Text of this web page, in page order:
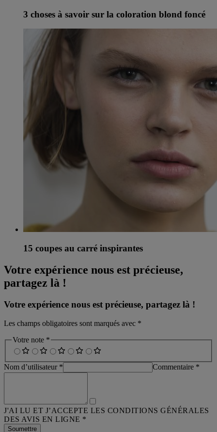
3 choses à savoir sur la coloration blond foncé
15 coupes au carré inspirantes
Votre expérience nous est précieuse,
partagez là !
Votre expérience nous est précieuse, partagez là !
Les champs obligatoires sont marqués avec *
Votre note *
Nom d’utilisateur * Commentaire *
J'AI LU ET J’ACCEPTE LES CONDITIONS GÉNÉRALES
DES AVIS EN LIGNE *
Soumettre